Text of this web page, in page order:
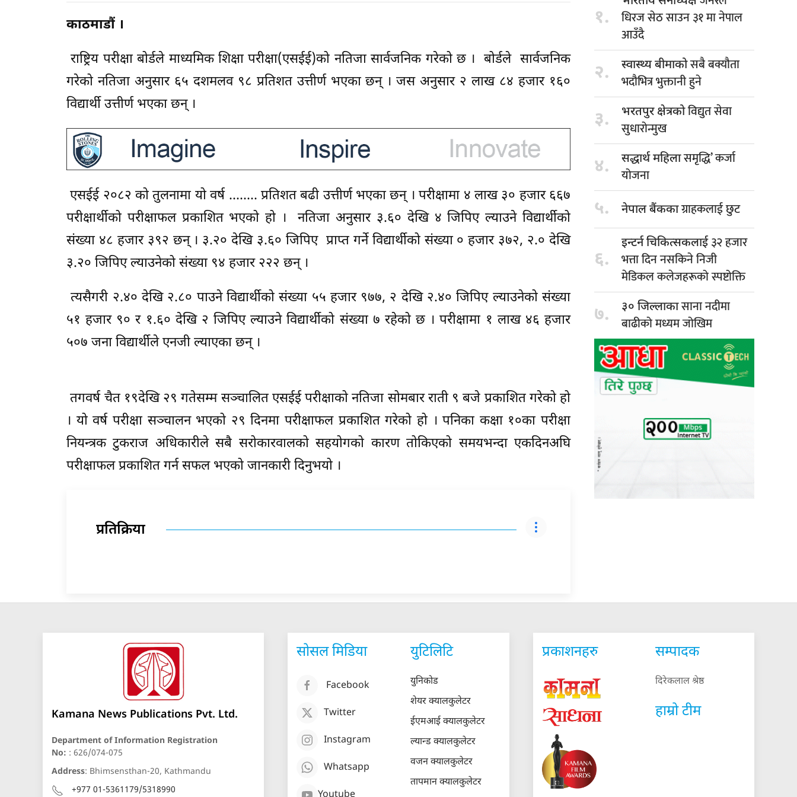
काठमाडौं ।
राष्ट्रिय परीक्षा बोर्डले माध्यमिक शिक्षा परीक्षा(एसईई)को नतिजा सार्वजनिक गरेको छ । बोर्डले सार्वजनिक
गरेको नतिजा अनुसार ६५ दशमलव ९८ प्रतिशत उत्तीर्ण भएका छन् । जस अनुसार २ लाख ८४ हजार १६०
विद्यार्थी उत्तीर्ण भएका छन् ।
एसईई २०८२ को तुलनामा यो वर्ष …….. प्रतिशत बढी उत्तीर्ण भएका छन् । परीक्षामा ४ लाख ३० हजार ६६७
परीक्षार्थीको परीक्षाफल प्रकाशित भएको हो । नतिजा अनुसार ३.६० देखि ४ जिपिए ल्याउने विद्यार्थीको
संख्या ४८ हजार ३९२ छन् । ३.२० देखि ३.६० जिपिए प्राप्त गर्ने विद्यार्थीको संख्या ० हजार ३७२, २.० देखि
३.२० जिपिए ल्याउनेको संख्या ९४ हजार २२२ छन् ।
त्यसैगरी २.४० देखि २.८० पाउने विद्यार्थीको संख्या ५५ हजार ९७७, २ देखि २.४० जिपिए ल्याउनेको संख्या
५१ हजार ९० र १.६० देखि २ जिपिए ल्याउने विद्यार्थीको संख्या ७ रहेको छ । परीक्षामा १ लाख ४६ हजार
५०७ जना विद्यार्थीले एनजी ल्याएका छन् ।
तगवर्ष चैत १९देखि २९ गतेसम्म सञ्चालित एसईई परीक्षाको नतिजा सोमबार राती ९ बजे प्रकाशित गरेको हो
। यो वर्ष परीक्षा सञ्चालन भएको २९ दिनमा परीक्षाफल प्रकाशित गरेको हो । पनिका कक्षा १०का परीक्षा
नियन्त्रक टुकराज अधिकारीले सबै सरोकारवालको सहयोगको कारण तोकिएको समयभन्दा एकदिनअघि
परीक्षाफल प्रकाशित गर्न सफल भएको जानकारी दिनुभयो ।
प्रतिक्रिया
१.
धिरज सेठ साउन ३१ मा नेपाल
आउँदै
२. स्वास्थ्य बीमाकोसबै बक्यौता
भदौभित्र भुक्तानी हुने
३. भरतपुर क्षेत्रकोविद्युत सेवा
सुधारोन्मुख
४. सद्धार्थ महिलासमृद्धि’ कर्जा
योजना
५. नेपाल बैंककाग्राहकलाई छुट
६.
इन्टर्न चिकित्सकलाई३२ हजार
भत्ता दिन नसकिने निजी
मेडिकल कलेजहरूको स्पष्टोक्ति
७. ३० जिल्लाकासाना नदीमा
बाढीको मध्यम जोखिम
Kamana News Publications Pvt. Ltd.
Department of Information Registration
No: : 626/074-075
Address: Bhimsensthan-20, Kathmandu
+977 01-5361179/5318990
सोसल मिडिया
Facebook
Twitter
Instagram
Whatsapp
युटिलिटि
युनिकोड
शेयर क्यालकुलेटर
ईएमआई क्यालकुलेटर
ल्यान्ड क्यालकुलेटर
वजन क्यालकुलेटर
तापमान क्यालकुलेटर
प्रकाशनहरु सम्पादक
दिरेकलाल श्रेष्ठ
हाम्रो टीम